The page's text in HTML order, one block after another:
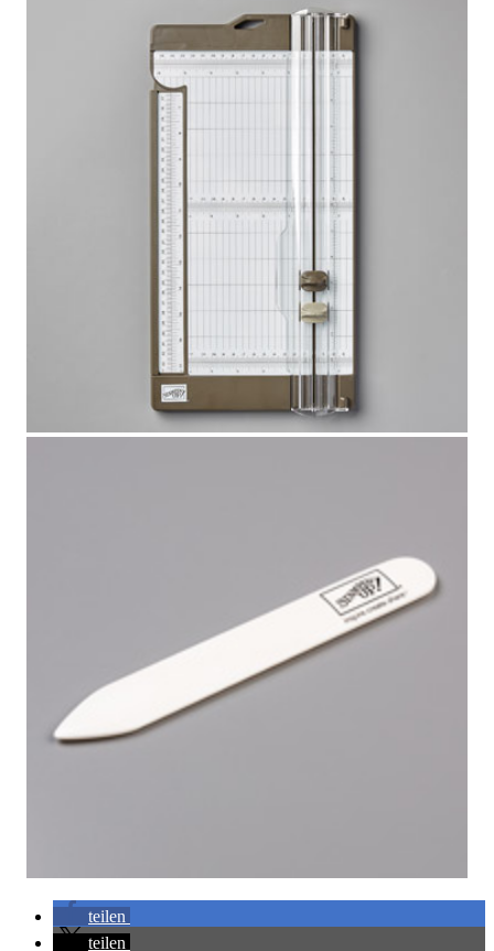
teilen
teilen